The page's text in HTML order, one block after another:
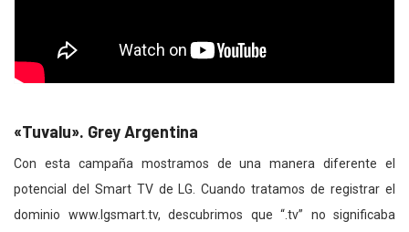
«Tuvalu». Grey Argentina
Con esta campaña mostramos de una manera diferente el
potencial del Smart TV de LG. Cuando tratamos de registrar el
dominio www.lgsmart.tv, descubrimos que “.tv” no significaba